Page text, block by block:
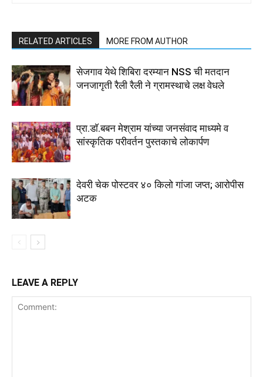
RELATED ARTICLES MORE FROM AUTHOR
सेजगाव येथे शिबिरा दरम्यान NSS ची मतदान
जनजागृती रैली रैली ने ग्रामस्थाचे लक्ष वेधले
प्रा.डाॅ.बबन मेश्राम यांच्या जनसंवाद माध्यमे व
सांस्कृतिक परीवर्तन पुस्तकाचे लोकार्पण
देवरी चेक पोस्टवर ४० किलो गांजा जप्त; आरोपीस
अटक
LEAVE A REPLY